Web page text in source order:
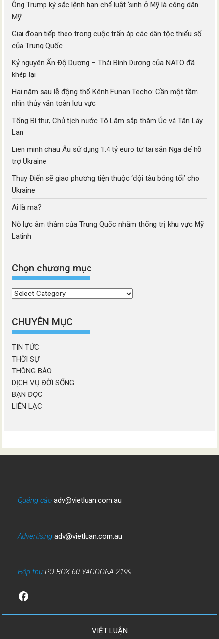
Ông Trump ký sắc lệnh hạn chế luật ‘sinh ở Mỹ là công dân
Mỹ’
Giai đoạn tiếp theo trong cuộc trấn áp các dân tộc thiểu số
của Trung Quốc
Kỷ nguyên Ấn Độ Dương – Thái Bình Dương của NATO đã
khép lại
Hai năm sau lễ động thổ Kênh Funan Techo: Cần một tầm
nhìn thủy văn toàn lưu vực
Tổng Bí thư, Chủ tịch nước Tô Lâm sắp thăm Úc và Tân Lây
Lan
Liên minh châu Âu sử dụng 1.4 tỷ euro từ tài sản Nga để hỗ
trợ Ukraine
Thụy Điển sẽ giao phương tiện thuộc ‘đội tàu bóng tối’ cho
Ukraine
Ai là ma?
Nỗ lực âm thầm của Trung Quốc nhằm thống trị khu vực Mỹ
Latinh
Chọn chương mục
Chọn
mục
CHUYÊN MỤC
TIN TỨC
THỜI SỰ
THÔNG BÁO
DỊCH VỤ ĐỜI SỐNG
BẠN ĐỌC
LIÊN LẠC
Quảng cáo adv@vietluan.com.au
Advertising adv@vietluan.com.au
Hộp thưPO BOX 60 YAGOONA 2199
Facebook
VIỆT LUẬN